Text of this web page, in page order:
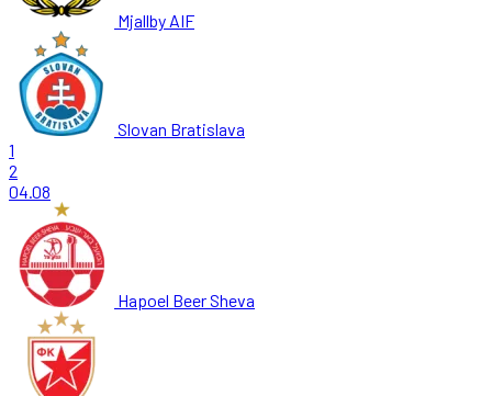
Mjallby AIF
Slovan Bratislava
1
2
04.08
Hapoel Beer Sheva